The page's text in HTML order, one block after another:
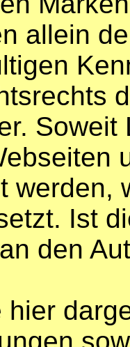
allein
werden,
Ist
den
hier